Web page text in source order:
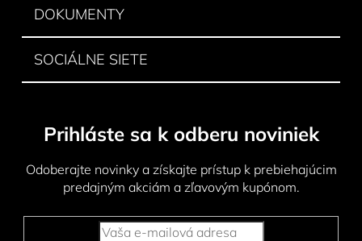
DOKUMENTY
SOCIÁLNE SIETE
Prihláste sa k odberu noviniek
Odoberajte novinky a získajte prístup k prebiehajúcim
predajným akciám a zľavovým kupónom.